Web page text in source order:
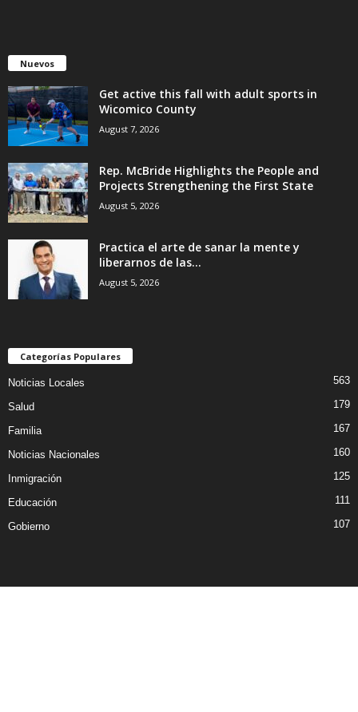
Nuevos
Get active this fall with adult sports in
Wicomico County
August 7, 2026
Rep. McBride Highlights the People and
Projects Strengthening the First State
August 5, 2026
Practica el arte de sanar la mente y
liberarnos de las...
August 5, 2026
Categorías Populares
Noticias Locales 563
Salud 179
Familia 167
Noticias Nacionales 160
Inmigración 125
Educación 111
Gobierno 107